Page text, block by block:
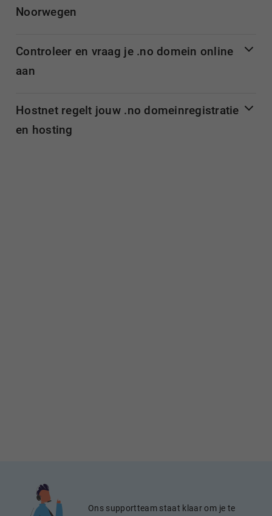
Noorwegen
Controleer en vraag je .no domein online
aan
Hostnet regelt jouw .no domeinregistratie
en hosting
Ons supportteam staat klaar om je te